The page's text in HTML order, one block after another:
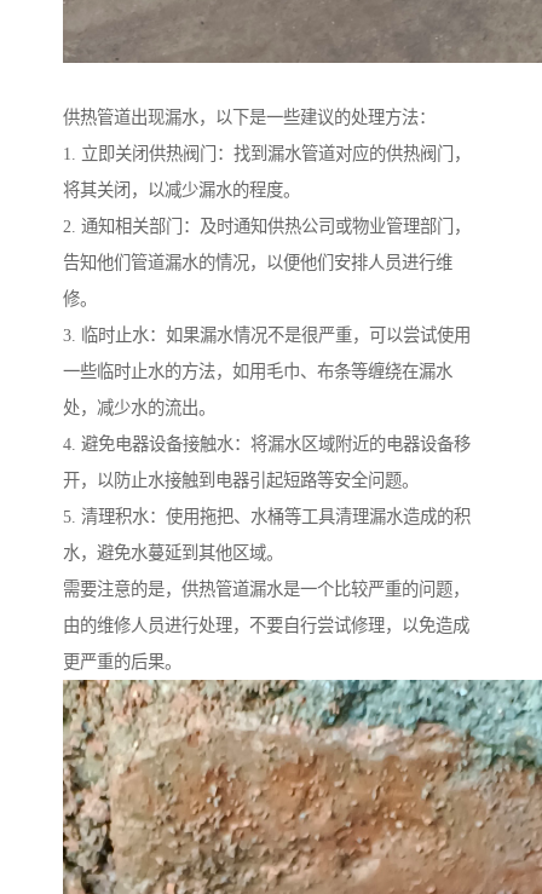
供热管道出现漏水，以下是一些建议的处理方法：
1. 立即关闭供热阀门：找到漏水管道对应的供热阀门，
将其关闭，以减少漏水的程度。
2. 通知相关部门：及时通知供热公司或物业管理部门，
告知他们管道漏水的情况，以便他们安排人员进行维
修。
3. 临时止水：如果漏水情况不是很严重，可以尝试使用
一些临时止水的方法，如用毛巾、布条等缠绕在漏水
处，减少水的流出。
4. 避免电器设备接触水：将漏水区域附近的电器设备移
开，以防止水接触到电器引起短路等安全问题。
5. 清理积水：使用拖把、水桶等工具清理漏水造成的积
水，避免水蔓延到其他区域。
需要注意的是，供热管道漏水是一个比较严重的问题，
由的维修人员进行处理，不要自行尝试修理，以免造成
更严重的后果。